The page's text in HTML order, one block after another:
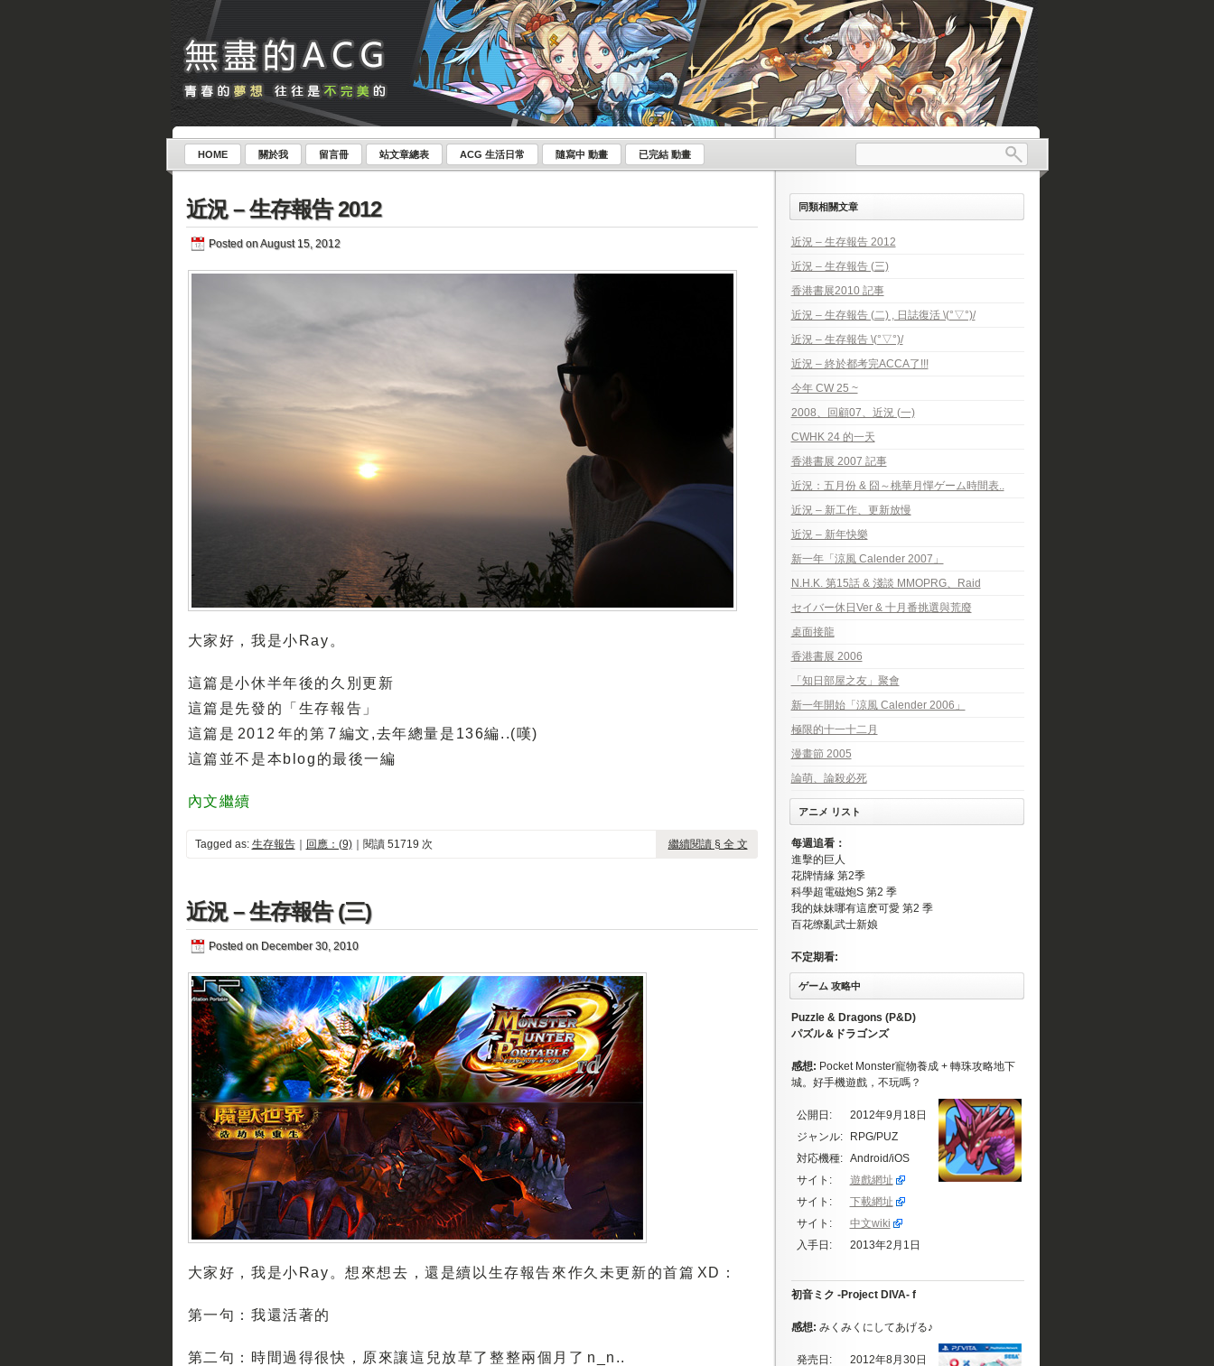
HOME 關於我 留言冊 站文章總表 ACG 生活日常 隨寫中 動畫 已完結 動畫
近況 – 生存報告 2012
Posted on August 15, 2012
大家好，我是小Ray。
這篇是小休半年後的久別更新
這篇是先發的「生存報告」
這篇是 2012 年的第 7 編文,去年總量是136編..(嘆)
這篇並不是本blog的最後一編
內文繼續
Tagged as: 生存報告｜ 回應：(9)｜閱讀 51719 次 繼續閱讀 § 全 文
近況 – 生存報告 (三)
Posted on December 30, 2010
大家好，我是小Ray。想來想去，還是續以生存報告來作久未更新的首篇 XD：
第一句：我還活著的
第二句：時間過得很快，原來讓這兒放草了整整兩個月了 n_n..
同類相關文章
近況 – 生存報告 2012
近況 – 生存報告 (三)
香港書展2010 記事
近況 – 生存報告 (二) , 日誌復活 \(°▽°)/
近況 – 生存報告 \(°▽°)/
近況 – 終於都考完ACCA了!!!
今年 CW 25 ~
2008、回顧07、近況 (一)
CWHK 24 的一天
香港書展 2007 記事
近況：五月份 & 囧～桃華月憚ゲーム時間表..
近況 – 新工作、更新放慢
近況 – 新年快樂
新一年「涼風 Calender 2007」
N.H.K. 第15話 & 淺談 MMOPRG、Raid
セイバー休日Ver & 十月番挑選與荒廢
桌面接龍
香港書展 2006
「知日部屋之友」聚會
新一年開始「涼風 Calender 2006」
極限的十一十二月
漫畫節 2005
論萌、論殺必死
アニメ リスト
每週追看：
進擊的巨人
花牌情緣 第2季
科學超電磁炮S 第2 季
我的妹妹哪有這麽可愛 第2 季
百花缭亂武士新娘
不定期看:
ゲーム 攻略中
Puzzle & Dragons (P&D)
パズル＆ドラゴンズ
感想: Pocket Monster寵物養成 + 轉珠攻略地下
城。好手機遊戲，不玩嗎？
公開日:
2012年9月18日
ジャンル:
RPG/PUZ
対応機種:
Android/iOS
サイト:
遊戲網址
サイト:
下載網址
サイト:
中文wiki
入手日:
2013年2月1日
初音ミク -Project DIVA- f
感想: みくみくにしてあげる♪
発売日:
2012年8月30日